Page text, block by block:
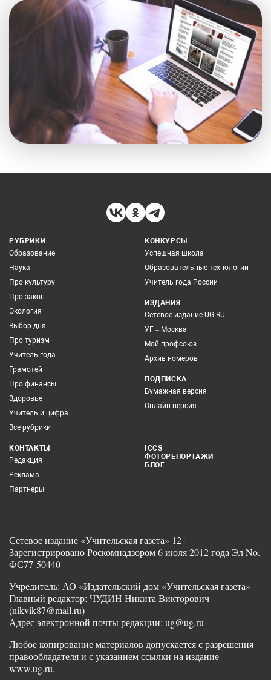
РУБРИКИ
Образование
Наука
Про культуру
Про закон
Экология
Выбор дня
Про туризм
Учитель года
Грамотей
Про финансы
Здоровье
Учитель и цифра
Все рубрики
КОНКУРСЫ
Успешная школа
Образовательные технологии
Учитель года России
ИЗДАНИЯ
Сетевое издание UG.RU
УГ – Москва
Мой профсоюз
Архив номеров
ПОДПИСКА
Бумажная версия
Онлайн-версия
КОНТАКТЫ
Редакция
Реклама
Партнеры
ICCS
ФОТОРЕПОРТАЖИ
БЛОГ
Сетевое издание «Учительская газета» 12+
Зарегистрировано Роскомнадзором 6 июля 2012 года Эл No.
ФС77-50440
Учредитель: АО «Издательский дом «Учительская газета»
Главный редактор: ЧУДИН Никита Викторович
(nikvik87@mail.ru)
Адрес электронной почты редакции: ug@ug.ru
Любое копирование материалов допускается с разрешения
правообладателя и с указанием ссылки на издание
www.ug.ru.